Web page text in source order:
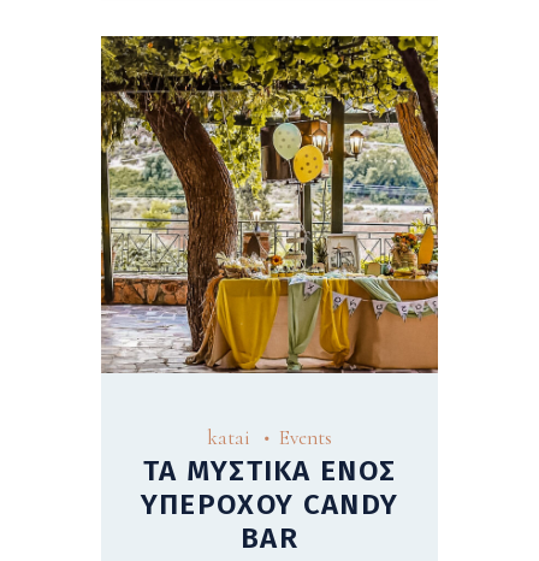
katai Events
ΤΑ ΜΥΣΤΙΚΑ ΕΝΟΣ
ΥΠΕΡΟΧΟΥ CANDY
BAR